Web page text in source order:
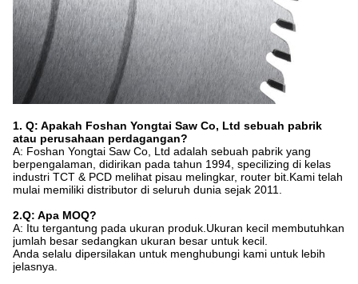
1. Q: Apakah Foshan Yongtai Saw Co, Ltd sebuah pabrik
atau perusahaan perdagangan?
A: Foshan Yongtai Saw Co, Ltd adalah sebuah pabrik yang
berpengalaman, didirikan pada tahun 1994, specilizing di kelas
industri TCT & PCD melihat pisau melingkar, router bit.Kami telah
mulai memiliki distributor di seluruh dunia sejak 2011.
2.Q: Apa MOQ?
A: Itu tergantung pada ukuran produk.Ukuran kecil membutuhkan
jumlah besar sedangkan ukuran besar untuk kecil.
Anda selalu dipersilakan untuk menghubungi kami untuk lebih
jelasnya.